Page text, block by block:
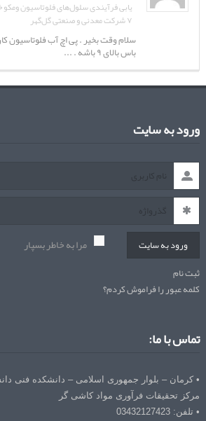
۷ شرکت معدنی و صنعتی گل‌گهر
سلام وقت بخیر . پی اچ آب فلوتاسیون
باس بالای ۹ باشه . ...
ورود به سایت
ورود به سایت مرا به خاطر بسپار
ثبت نام
کلمه عبور را فراموش کردم؟
تماس با ما:
• کرمان – بلوار جمهوری اسلامی – دانشکده فنی
مرکز تحقیقات فرآوری مواد کاشی گر
• تلفن: 03432127423